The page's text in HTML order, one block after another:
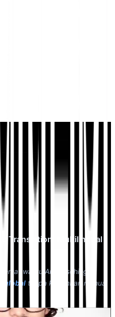
Translation, Multilingual
waktu Anda, sehingga
global tanpa kerumitan manual